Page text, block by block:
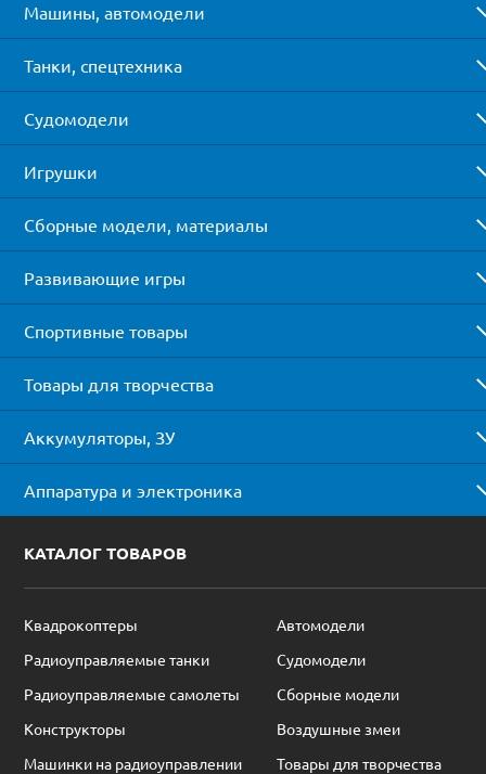
Машины, автомодели
Танки, спецтехника
Судомодели
Игрушки
Сборные модели, материалы
Развивающие игры
Спортивные товары
Товары для творчества
Аккумуляторы, ЗУ
Аппаратура и электроника
КАТАЛОГ ТОВАРОВ
Квадрокоптеры
Автомодели
Радиоуправляемые танки
Судомодели
Радиоуправляемые самолеты
Сборные модели
Конструкторы
Воздушные змеи
Машинки на радиоуправлении
Товары для творчества